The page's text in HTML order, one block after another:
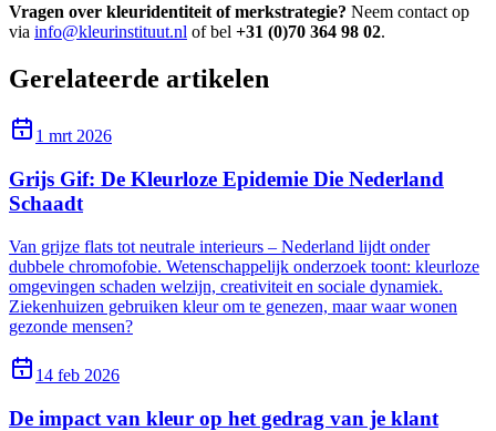
Vragen over kleuridentiteit of merkstrategie? Neem contact op
via info@kleurinstituut.nl of bel +31 (0)70 364 98 02.
Gerelateerde artikelen
1 mrt 2026
Grijs Gif: De Kleurloze Epidemie Die Nederland
Schaadt
Van grijze flats tot neutrale interieurs – Nederland lijdt onder
dubbele chromofobie. Wetenschappelijk onderzoek toont: kleurloze
omgevingen schaden welzijn, creativiteit en sociale dynamiek.
Ziekenhuizen gebruiken kleur om te genezen, maar waar wonen
gezonde mensen?
14 feb 2026
De impact van kleur op het gedrag van je klant